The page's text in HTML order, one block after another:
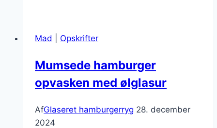
frugt
Mad Opskrifter
Mumsede hamburger
opvasken med ølglasur
AfGlaseret hamburgerryg 28. december
2024